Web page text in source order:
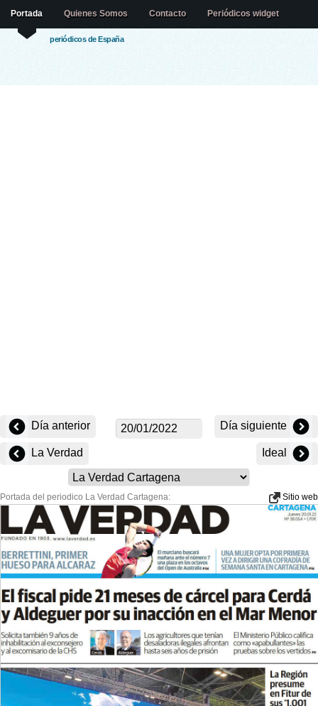
periódicos de España
Portada Quienes Somos Contacto Periódicos widget
Día anterior Día siguiente
La Verdad Ideal
Portada del periodico La Verdad Cartagena: Sitio web